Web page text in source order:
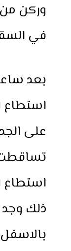
وركن من
في
بعد
استطاع
على
تساقطت
استطاع
ذلك